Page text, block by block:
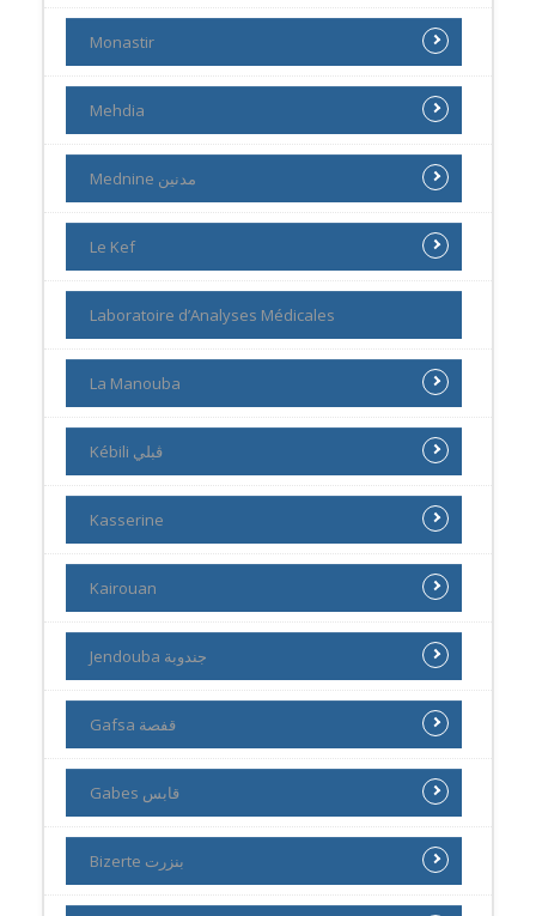
Monastir
Mehdia
Mednine مدنين
Le Kef
Laboratoire d’Analyses Médicales
La Manouba
Kébili ڨبلي
Kasserine
Kairouan
Jendouba جندوبة
Gafsa قفصة
Gabes قابس
Bizerte بنزرت